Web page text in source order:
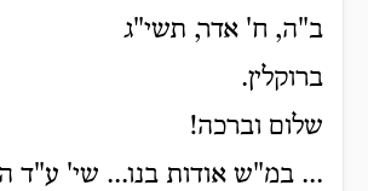
ב"ה, ח' אדר, תשי"ג
ברוקלין.
שלום וברכה!
... במ"ש אודות בנו... שי' ע"ד